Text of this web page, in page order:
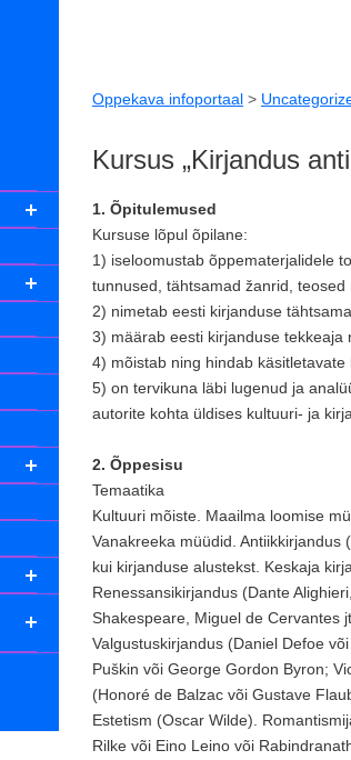
Oppekava infoportaal >
Kursus „Kirjandus
1. Õpitulemused
Kursuse lõpul õpilane:
1) iseloomustab õppematerjalidele
tunnused, tähtsamad žanrid, teosed
2) nimetab eesti kirjanduse
3) määrab eesti kirjanduse
4) mõistab ning hindab
5) on tervikuna läbi lugenud ja
autorite kohta üldises kultuuri- ja
2. Õppesisu
Temaatika
Kultuuri mõiste. Maailma loomise
Vanakreeka müüdid. Antiikkirjandus
kui kirjanduse alustekst. Keskaja
Renessansikirjandus (Dante
Shakespeare, Miguel de Cervantes
Valgustuskirjandus (Daniel Defoe
Puškin või George Gordon Byron;
(Honoré de Balzac või Gustave
Estetism (Oscar Wilde).
Rilke või Eino Leino või